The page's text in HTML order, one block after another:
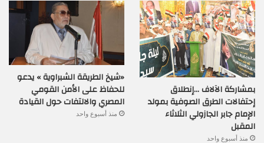
بمشاركة الآلاف …إنطلاق
إحتفالات الطرق الصوفية بمولد
الإمام جابر الجازولي الثلاثاء
المقبل
منذ أسبوع واحد
«شيخ الطريقة الشبراوية » يدعو
للحفاظ على الأمن القومي
المصري والالتفات حول القيادة
منذ أسبوع واحد